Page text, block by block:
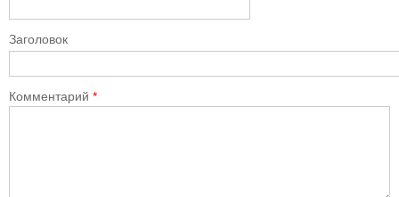
Заголовок
Комментарий *